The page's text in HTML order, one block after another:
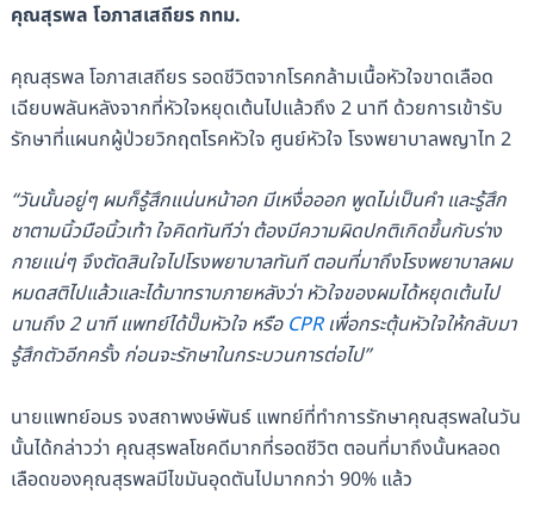
คุณสุรพล โอภาสเสถียร กทม.
คุณสุรพล โอภาสเสถียร รอดชีวิตจากโรคกล้ามเนื้อหัวใจขาดเลือด
เฉียบพลันหลังจากที่หัวใจหยุดเต้นไปแล้วถึง 2 นาที ด้วยการเข้ารับ
รักษาที่แผนกผู้ป่วยวิกฤตโรคหัวใจ ศูนย์หัวใจ โรงพยาบาลพญาไท 2
“วันนั้นอยู่ๆ ผมก็รู้สึกแน่นหน้าอก มีเหงื่อออก พูดไม่เป็นคำ และรู้สึก
ชาตามนิ้วมือนิ้วเท้า ใจคิดทันทีว่า ต้องมีความผิดปกติเกิดขึ้นกับร่าง
กายแน่ๆ จึงตัดสินใจไปโรงพยาบาลทันทีตอนที่มาถึงโรงพยาบาลผม
หมดสติไปแล้วและได้มาทราบภายหลังว่า หัวใจของผมได้หยุดเต้นไป
นานถึง 2 นาที แพทย์ได้ปั๊มหัวใจ หรือ CPR เพื่อกระตุ้นหัวใจให้กลับมา
รู้สึกตัวอีกครั้ง ก่อนจะรักษาในกระบวนการต่อไป”
นายแพทย์อมร จงสถาพงษ์พันธ์ แพทย์ที่ทำการรักษาคุณสุรพลในวัน
นั้นได้กล่าวว่า คุณสุรพลโชคดีมากที่รอดชีวิต ตอนที่มาถึงนั้นหลอด
เลือดของคุณสุรพลมีไขมันอุดตันไปมากกว่า 90% แล้ว